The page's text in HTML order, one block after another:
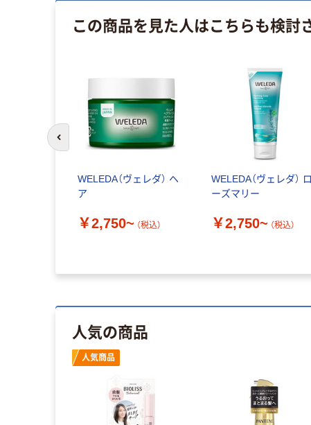
この商品を見た人はこちらも検討
WELEDA（ヴェレダ） ヘ
ア
￥2,750~ （税込）
WELEDA（ヴェレダ） ロ
ーズマリー
￥2,750~ （税込）
前のスライドへ
人気の商品
人気商品